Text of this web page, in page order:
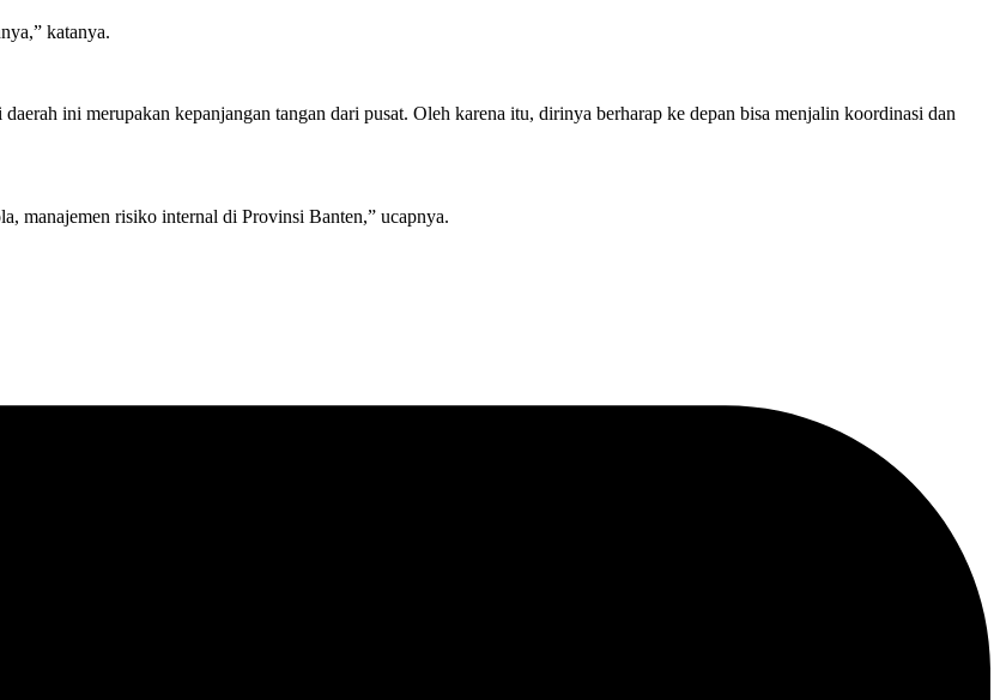
katanya.
ini merupakan kepanjangan tangan dari pusat. Oleh karena itu, dirinya berharap ke depan bisa menjalin koordinasi dan
manajemen risiko internal di Provinsi Banten,” ucapnya.